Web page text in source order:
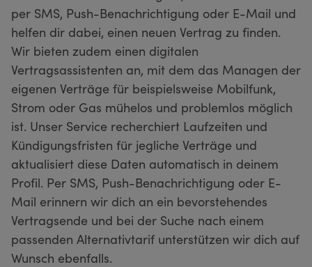
per SMS, Push-Benachrichtigung oder E-Mail und
helfen dir dabei, einen neuen Vertrag zu finden.
Wir bieten zudem einen digitalen
Vertragsassistenten an, mit dem das Managen der
eigenen Verträge für beispielsweise Mobilfunk,
Strom oder Gas mühelos und problemlos möglich
ist. Unser Service recherchiert Laufzeiten und
Kündigungsfristen für jegliche Verträge und
aktualisiert diese Daten automatisch in deinem
Profil. Per SMS, Push-Benachrichtigung oder E-
Mail erinnern wir dich an ein bevorstehendes
Vertragsende und bei der Suche nach einem
passenden Alternativtarif unterstützen wir dich auf
Wunsch ebenfalls.